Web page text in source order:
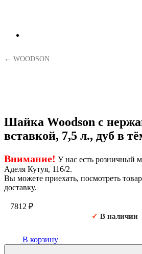
← WOODSON
Шайка Woodson с
вставкой, 7,5 л., дуб в
Внимание! У нас есть розничный
Аделя Кутуя, 116/2.
Вы можете приехать, посмотреть
доставку.
7812 ₽
✓ В наличии
В корзину